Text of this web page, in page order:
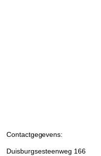
Contactgegevens:
Duisburgsesteenweg 166